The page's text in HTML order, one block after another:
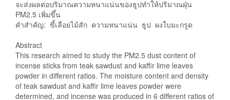
จะส่งผลต่อปริมาณความหนาแน่นของธูปทำให้ปริมาณฝุ่น
PM2.5 เพิ่มขึ้น
คำสำคัญ: ขี้เลื่อยไม้สัก ความหนาแน่น ธูป ผงใบมะกรูด
Abstract
This research aimed to study the PM2.5 dust content of
incense sticks from teak sawdust and kaffir lime leaves
powder in different ratios. The moisture content and density
of teak sawdust and kaffir lime leaves powder were
determined, and incense was produced in 6 different ratios of